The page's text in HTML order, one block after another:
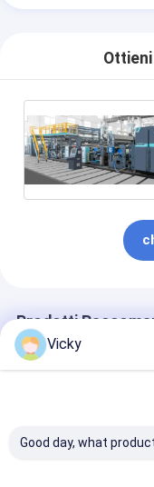
Prodotti
Vicky
Good day, what